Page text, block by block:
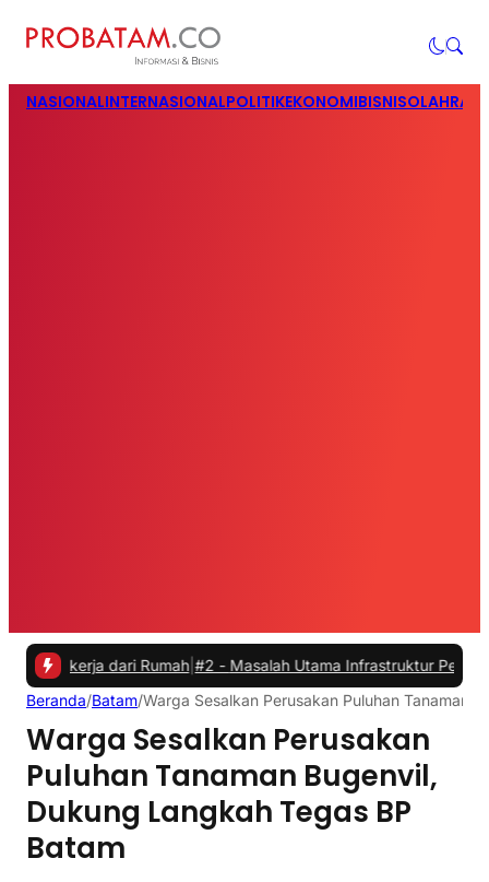
NASIONALINTERNASIONALPOLITIKEKONOMIBISNIS
dari Rumah |#2 -Masalah Utama Infrastruktur Pengisian Daya
Beranda/Batam/Warga Sesalkan Perusakan Puluhan Tanaman
Warga Sesalkan Perusakan
Puluhan Tanaman Bugenvil,
Dukung Langkah Tegas BP
Batam